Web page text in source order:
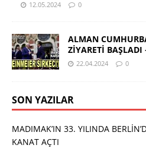
12.05.2024 0
ALMAN
ZİYARETİ BAŞLADI
22.04.2024 0
SON YAZILAR
MADIMAK’IN 33. YILINDA
KANAT AÇTI